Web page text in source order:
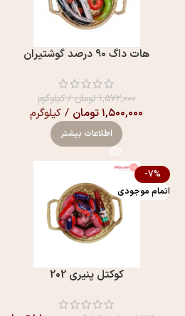
هات داگ ۹۰ درصد گوشتیران
۱,۵۷۲,۰۰۰تومان/ کیلوگرم
۱,۵۰۰,۰۰۰تومان / کیلوگرم
اطلاعات بیشتر
-7%
اتمام موجودی
کوکتل پنیری 202